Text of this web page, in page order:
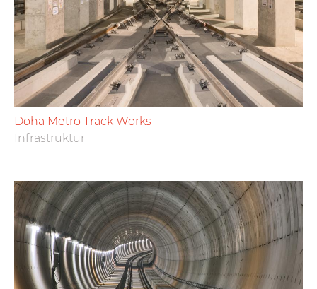
Doha Metro Track Works
Infrastruktur